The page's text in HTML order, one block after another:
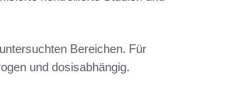
Bereichen. Für
und dosisabhängig.